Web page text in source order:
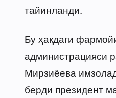
тайинланди.
Бу ҳақдаги
администрацияси
Мирзиёева
берди президент